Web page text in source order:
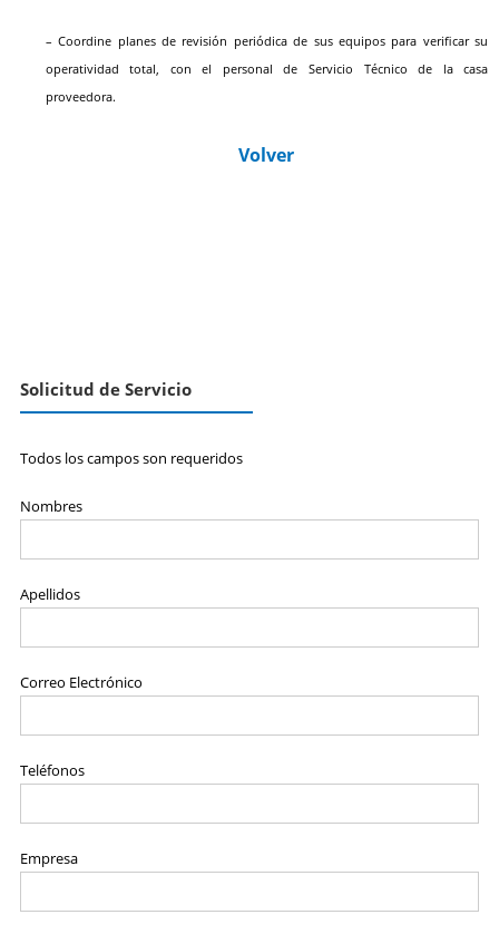
– Coordine planes de revisión periódica de sus equipos para verificar su
operatividad total, con el personal de Servicio Técnico de la casa
proveedora.
Volver
Solicitud de Servicio
Todos los campos son requeridos
Nombres
Apellidos
Correo Electrónico
Teléfonos
Empresa